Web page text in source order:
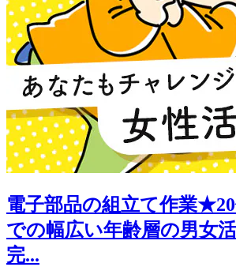
電子部品の組立て作業★20
での幅広い年齢層の男女
完...